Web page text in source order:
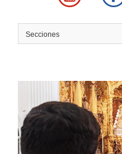
Secciones